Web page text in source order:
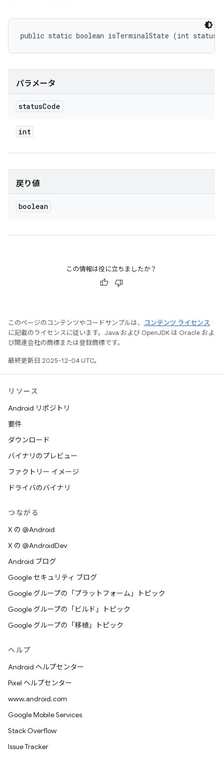
public static boolean isTerminalState (int
パラメータ
statusCode
int
戻り値
boolean
この情報は役に立ちましたか？
このページのコンテンツやコードサンプルは、
コンテンツ ライセンス
に記載のライセンスに従います。Java および OpenJDK は Oracle およ
び関連会社の商標または登録商標です。
最終更新日 2025-12-04 UTC。
リソース
Android リポジトリ
要件
ダウンロード
バイナリのプレビュー
ファクトリー イメージ
ドライバのバイナリ
つながる
X の @Android
X の @AndroidDev
Android ブログ
Google セキュリティ ブログ
Google グループの「プラットフォーム」トピック
Google グループの「ビルド」トピック
Google グループの「移植」トピック
ヘルプ
Android ヘルプセンター
Pixel ヘルプセンター
www.android.com
Google Mobile Services
Stack Overflow
Issue Tracker